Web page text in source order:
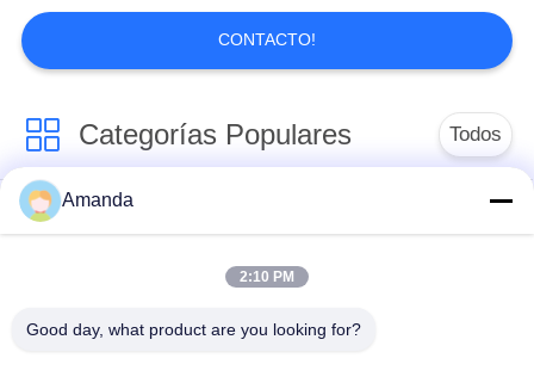
cercado de 358
seguridades
99
CONTACTO!
Categorías Populares Todos
embalaje de la torre
del metal
estructurado metal
metal
alambre
Amanda
2:10 PM
Good day, what product are you looking for?